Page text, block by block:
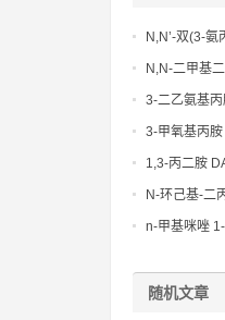
N,N’-双(3-氨
Bis(3-
No10563-
N,N-二甲基
diamine
3-二乙氨基
3-甲氧基丙胺
1,3-丙二胺
No 109-76-2
N-环己基-二
n-甲基咪唑
随机文章